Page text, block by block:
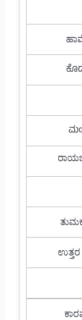
ಉತ್ತರ